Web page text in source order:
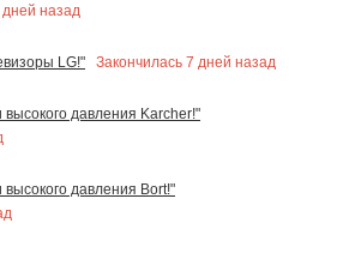
дней назад
LG!"
Закончилась 7 дней назад
давления Karcher!"
давления Bort!"